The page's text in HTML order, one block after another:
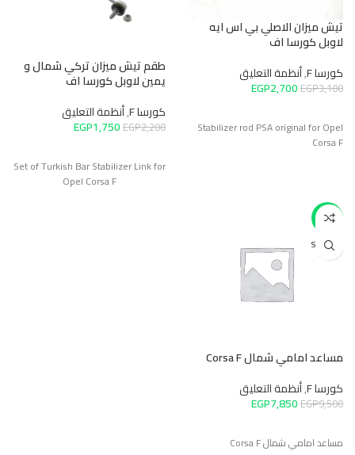
تيش ميزان الاصلي بي اس ايه
لاوبل كورسا اف
كورسا F ,أنظمة التعليق
EGP3,100
EGP2,700
Stabilizer rod PSA original for Opel
Corsa F
طقم تيش ميزان تركي شمال و
يمين لاوبل كورسا اف
كورسا F ,أنظمة التعليق
EGP2,200
EGP1,750
Set of Turkish Bar Stabilizer Link for
Opel Corsa F
-17%
SOLD O
UT
مساعد امامي شمال Corsa F
كورسا F ,أنظمة التعليق
EGP9,500
EGP7,850
مساعد امامي شمال Corsa F